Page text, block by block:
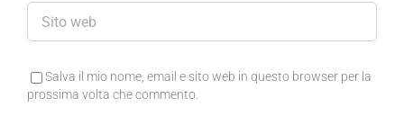
Salva il mio nome, email e sito web in questo browser per la
prossima volta che commento.